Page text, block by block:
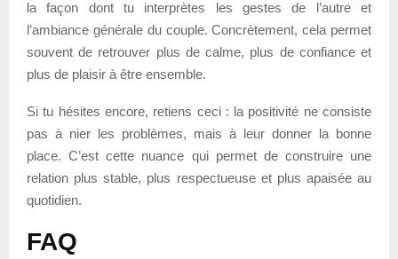
la façon dont tu interprètes les gestes de l’autre et
l’ambiance générale du couple. Concrètement, cela permet
souvent de retrouver plus de calme, plus de confiance et
plus de plaisir à être ensemble.
Si tu hésites encore, retiens ceci : la positivité ne consiste
pas à nier les problèmes, mais à leur donner la bonne
place. C’est cette nuance qui permet de construire une
relation plus stable, plus respectueuse et plus apaisée au
quotidien.
FAQ